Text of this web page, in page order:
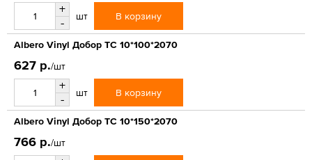
+
-
шт В корзину
Albero Vinyl Добор ТС 10*100*2070
627 р./шт
+
-
шт В корзину
Albero Vinyl Добор ТС 10*150*2070
766 р./шт